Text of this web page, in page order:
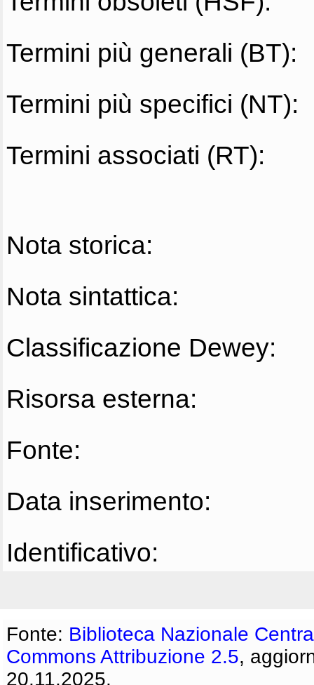
Termini più generali (BT):
Termini più specifici (NT):
Termini associati (RT):
Nota storica:
Nota sintattica:
Classificazione Dewey:
Risorsa esterna:
Fonte:
Data inserimento:
Identificativo:
Fonte: Biblioteca Nazionale
Commons Attribuzione 2.5,
20.11.2025.